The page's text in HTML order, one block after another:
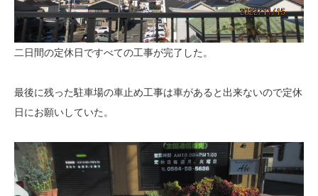
二日間の定休日ですべての工事が完了した。
最後に残った駐車場の車止め工事は車があると出来ないので定休
日にお願いしていた。